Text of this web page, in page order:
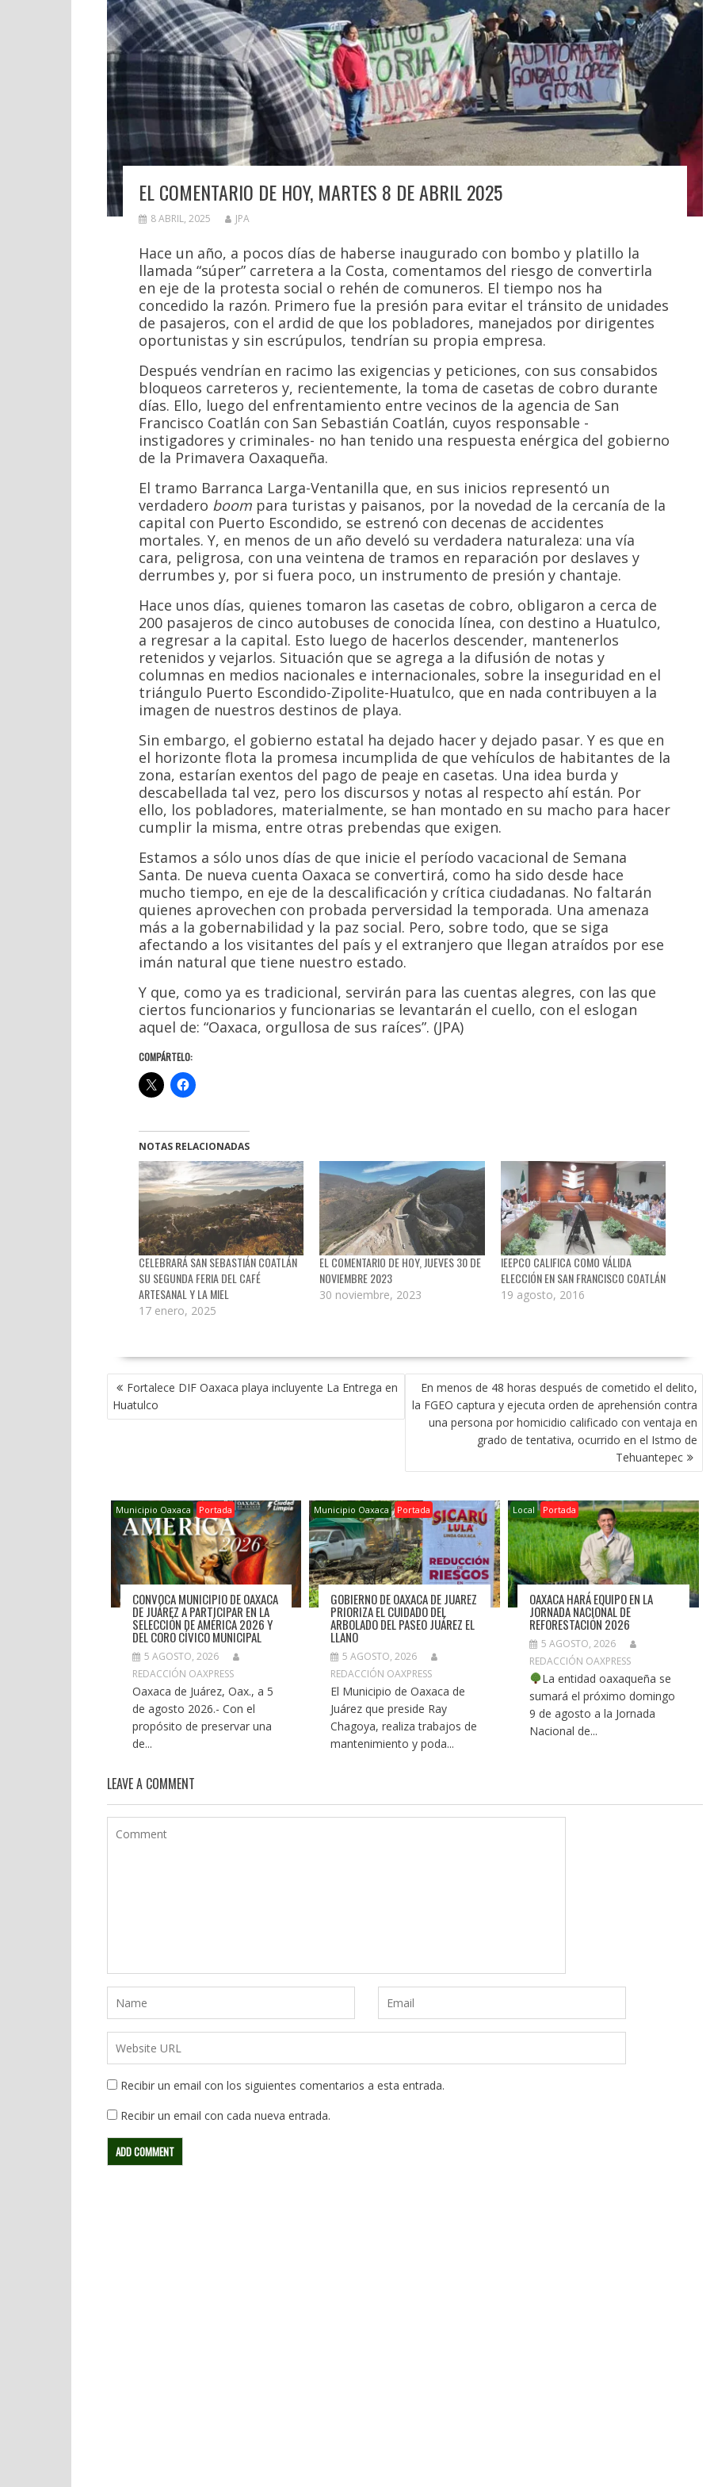
EL COMENTARIO DE HOY, MARTES 8 DE ABRIL 2025
8 ABRIL, 2025 JPA
Hace un año, a pocos días de haberse inaugurado con bombo y platillo la
llamada “súper” carretera a la Costa, comentamos del riesgo de convertirla
en eje de la protesta social o rehén de comuneros. El tiempo nos ha
concedido la razón. Primero fue la presión para evitar el tránsito de unidades
de pasajeros, con el ardid de que los pobladores, manejados por dirigentes
oportunistas y sin escrúpulos, tendrían su propia empresa.
Después vendrían en racimo las exigencias y peticiones, con sus consabidos
bloqueos carreteros y, recientemente, la toma de casetas de cobro durante
días. Ello, luego del enfrentamiento entre vecinos de la agencia de San
Francisco Coatlán con San Sebastián Coatlán, cuyos responsable -
instigadores y criminales- no han tenido una respuesta enérgica del gobierno
de la Primavera Oaxaqueña.
El tramo Barranca Larga-Ventanilla que, en sus inicios representó un
verdadero boompara turistas y paisanos, por la novedad de la cercanía de la
capital con Puerto Escondido, se estrenó con decenas de accidentes
mortales. Y, en menos de un año develó su verdadera naturaleza: una vía
cara, peligrosa, con una veintena de tramos en reparación por deslaves y
derrumbes y, por si fuera poco, un instrumento de presión y chantaje.
Hace unos días, quienes tomaron las casetas de cobro, obligaron a cerca de
200 pasajeros de cinco autobuses de conocida línea, con destino a Huatulco,
a regresar a la capital. Esto luego de hacerlos descender, mantenerlos
retenidos y vejarlos. Situación que se agrega a la difusión de notas y
columnas en medios nacionales e internacionales, sobre la inseguridad en el
triángulo Puerto Escondido-Zipolite-Huatulco, que en nada contribuyen a la
imagen de nuestros destinos de playa.
Sin embargo, el gobierno estatal ha dejado hacer y dejado pasar. Y es que en
el horizonte flota la promesa incumplida de que vehículos de habitantes de la
zona, estarían exentos del pago de peaje en casetas. Una idea burda y
descabellada tal vez, pero los discursos y notas al respecto ahí están. Por
ello, los pobladores, materialmente, se han montado en su macho para hacer
cumplir la misma, entre otras prebendas que exigen.
Estamos a sólo unos días de que inicie el período vacacional de Semana
Santa. De nueva cuenta Oaxaca se convertirá, como ha sido desde hace
mucho tiempo, en eje de la descalificación y crítica ciudadanas. No faltarán
quienes aprovechen con probada perversidad la temporada. Una amenaza
más a la gobernabilidad y la paz social. Pero, sobre todo, que se siga
afectando a los visitantes del país y el extranjero que llegan atraídos por ese
imán natural que tiene nuestro estado.
Y que, como ya es tradicional, servirán para las cuentas alegres, con las que
ciertos funcionarios y funcionarias se levantarán el cuello, con el eslogan
aquel de: “Oaxaca, orgullosa de sus raíces”. (JPA)
COMPÁRTELO:
NOTAS RELACIONADAS
CELEBRARÁ SAN SEBASTIÁN COATLÁN
SU SEGUNDA FERIA DEL CAFÉ
ARTESANAL Y LA MIEL
17 enero, 2025
EL COMENTARIO DE HOY, JUEVES 30 DE
NOVIEMBRE 2023
30 noviembre, 2023
IEEPCO CALIFICA COMO VÁLIDA
ELECCIÓN EN SAN FRANCISCO COATLÁN
19 agosto, 2016
NAVEGACIÓN
DE
ENTRADAS
Fortalece DIF Oaxaca playa incluyente La Entrega en
Huatulco
En menos de 48 horas después de cometido el delito,
la FGEO captura y ejecuta orden de aprehensión contra
una persona por homicidio calificado con ventaja en
grado de tentativa, ocurrido en el Istmo de
Tehuantepec
Municipio Oaxaca Portada
CONVOCA MUNICIPIO DE OAXACA
DE JUÁREZ A PARTICIPAR EN LA
SELECCIÓN DE AMÉRICA 2026 Y
DEL CORO CÍVICO MUNICIPAL
5 AGOSTO, 2026
REDACCIÓN OAXPRESS
Oaxaca de Juárez, Oax., a 5
de agosto 2026.- Con el
propósito de preservar una
de...
Municipio Oaxaca Portada
GOBIERNO DE OAXACA DE JUAREZ
PRIORIZA EL CUIDADO DEL
ARBOLADO DEL PASEO JUÁREZ EL
LLANO
5 AGOSTO, 2026
REDACCIÓN OAXPRESS
El Municipio de Oaxaca de
Juárez que preside Ray
Chagoya, realiza trabajos de
mantenimiento y poda...
Local Portada
OAXACA HARÁ EQUIPO EN LA
JORNADA NACIONAL DE
REFORESTACIÓN 2026
5 AGOSTO, 2026
REDACCIÓN OAXPRESS
La entidad oaxaqueña se
sumará el próximo domingo
9 de agosto a la Jornada
Nacional de...
LEAVE A COMMENT
Recibir un email con los siguientes comentarios a esta entrada.
Recibir un email con cada nueva entrada.